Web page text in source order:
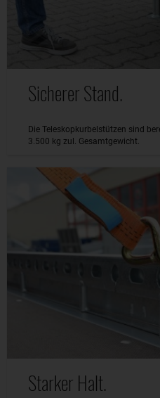
Sicherer Stand.
Die Teleskopkurbelstützen sind
3.500 kg zul. Gesamtgewicht.
Starker Halt.